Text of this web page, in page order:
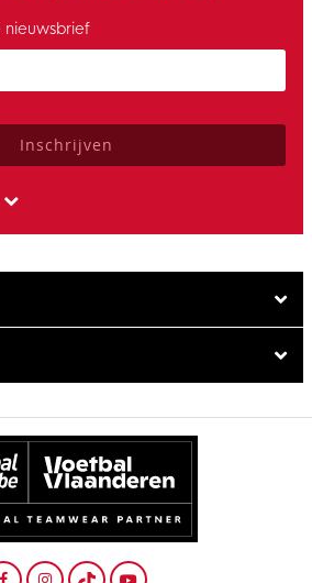
the privacy policy to subscribe to
nieuwsbrief
Inschrijven